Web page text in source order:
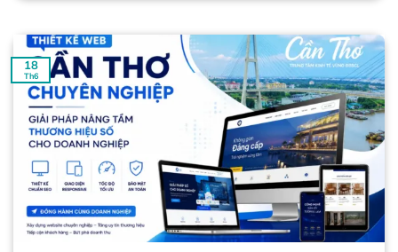
18
Th6